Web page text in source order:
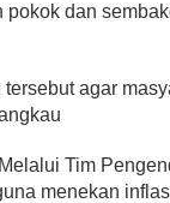
dan
agar
Tim
menekan